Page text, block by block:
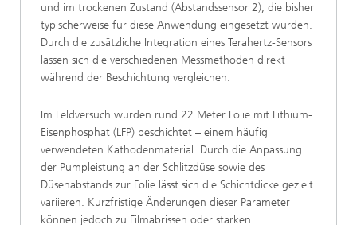
und im trockenen Zustand (Abstandssensor 2), die bisher
typischerweise für diese Anwendung eingesetzt wurden.
Durch die zusätzliche Integration eines Terahertz-Sensors
lassen sich die verschiedenen Messmethoden direkt
während der Beschichtung vergleichen.
Im Feldversuch wurden rund 22 Meter Folie mit Lithium-
Eisenphosphat (LFP) beschichtet – einem häufig
verwendeten Kathodenmaterial. Durch die Anpassung
der Pumpleistung an der Schlitzdüse sowie des
Düsenabstands zur Folie lässt sich die Schichtdicke gezielt
variieren. Kurzfristige Änderungen dieser Parameter
können jedoch zu Filmabrissen oder starken